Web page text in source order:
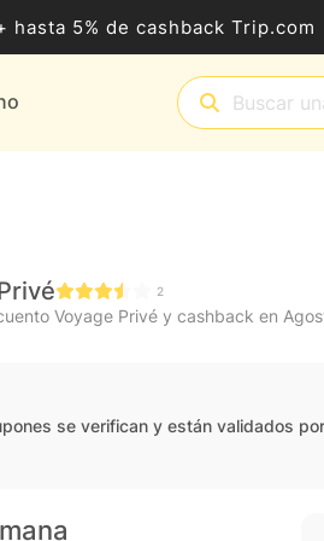
5% de cashback Trip.com
2
Voyage Privé y cashback en
se verifican y están validados